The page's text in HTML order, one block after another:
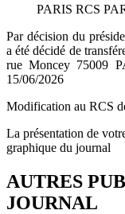
PARIS RCS
Par décision du
a été décidé de
rue Moncey 75009
15/06/2026
Modification au RCS
La présentation de
graphique du journal
AUTRES
JOURNAL